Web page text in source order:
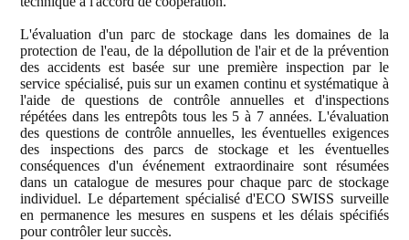
L'évaluation d'un parc de stockage dans les domaines de la
protection de l'eau, de la dépollution de l'air et de la prévention
des accidents est basée sur une première inspection par le
service spécialisé, puis sur un examen continu et systématique à
l'aide de questions de contrôle annuelles et d'inspections
répétées dans les entrepôts tous les 5 à 7 années. L'évaluation
des questions de contrôle annuelles, les éventuelles exigences
des inspections des parcs de stockage et les éventuelles
conséquences d'un événement extraordinaire sont résumées
dans un catalogue de mesures pour chaque parc de stockage
individuel. Le département spécialisé d'ECO SWISS surveille
en permanence les mesures en suspens et les délais spécifiés
pour contrôler leur succès.